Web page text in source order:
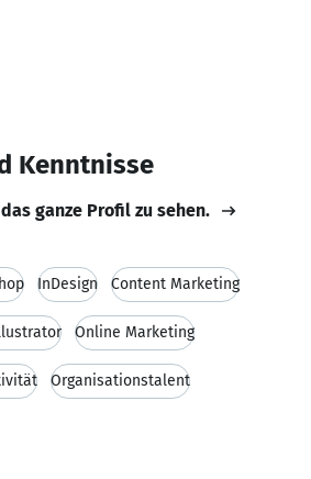
Kenntnisse
ganze Profil zu sehen.
InDesign Content Marketing
Online Marketing
Organisationstalent